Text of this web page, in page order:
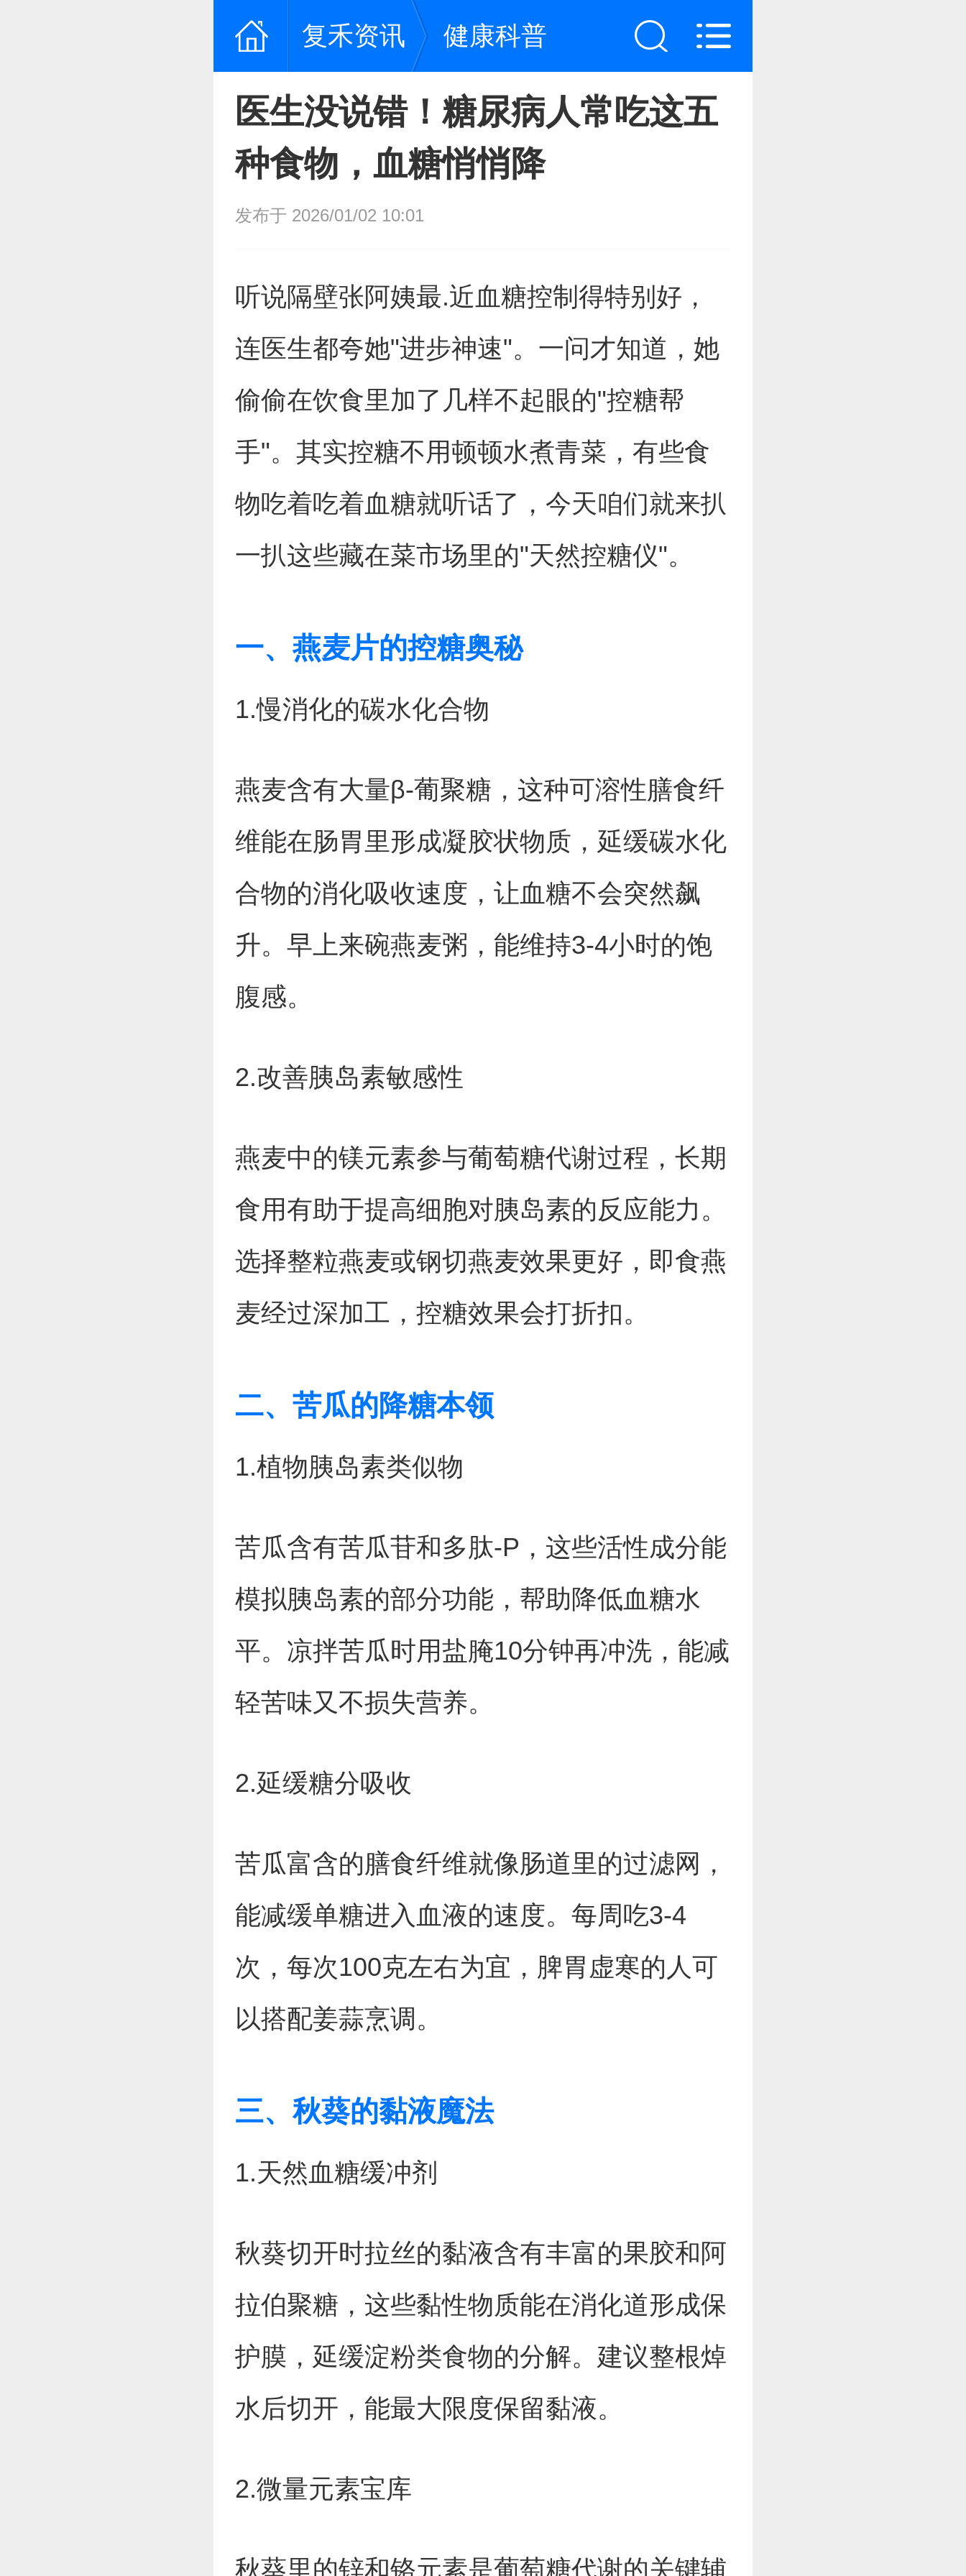
复禾资讯 健康科普
医生没说错！糖尿病人常吃这五
种食物，血糖悄悄降
发布于 2026/01/02 10:01
听说隔壁张阿姨最.近血糖控制得特别好，
连医生都夸她"进步神速"。一问才知道，她
偷偷在饮食里加了几样不起眼的"控糖帮
手"。其实控糖不用顿顿水煮青菜，有些食
物吃着吃着血糖就听话了，今天咱们就来扒
一扒这些藏在菜市场里的"天然控糖仪"。
一、燕麦片的控糖奥秘
1.慢消化的碳水化合物
燕麦含有大量β-葡聚糖，这种可溶性膳食纤
维能在肠胃里形成凝胶状物质，延缓碳水化
合物的消化吸收速度，让血糖不会突然飙
升。早上来碗燕麦粥，能维持3-4小时的饱
腹感。
2.改善胰岛素敏感性
燕麦中的镁元素参与葡萄糖代谢过程，长期
食用有助于提高细胞对胰岛素的反应能力。
选择整粒燕麦或钢切燕麦效果更好，即食燕
麦经过深加工，控糖效果会打折扣。
二、苦瓜的降糖本领
1.植物胰岛素类似物
苦瓜含有苦瓜苷和多肽-P，这些活性成分能
模拟胰岛素的部分功能，帮助降低血糖水
平。凉拌苦瓜时用盐腌10分钟再冲洗，能减
轻苦味又不损失营养。
2.延缓糖分吸收
苦瓜富含的膳食纤维就像肠道里的过滤网，
能减缓单糖进入血液的速度。每周吃3-4
次，每次100克左右为宜，脾胃虚寒的人可
以搭配姜蒜烹调。
三、秋葵的黏液魔法
1.天然血糖缓冲剂
秋葵切开时拉丝的黏液含有丰富的果胶和阿
拉伯聚糖，这些黏性物质能在消化道形成保
护膜，延缓淀粉类食物的分解。建议整根焯
水后切开，能最大限度保留黏液。
2.微量元素宝库
秋葵里的锌和铬元素是葡萄糖代谢的关键辅